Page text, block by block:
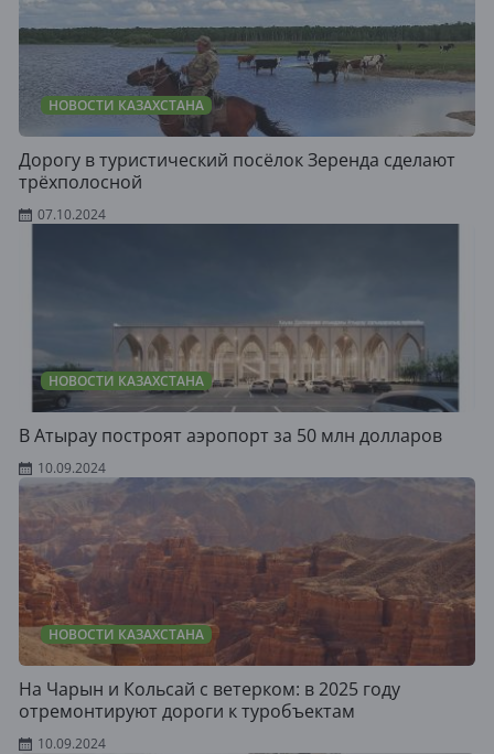
НОВОСТИ КАЗАХСТАНА
Дорогу в туристический посёлок Зеренда сделают
трёхполосной
07.10.2024
НОВОСТИ КАЗАХСТАНА
В Атырау построят аэропорт за 50 млн долларов
10.09.2024
НОВОСТИ КАЗАХСТАНА
На Чарын и Кольсай с ветерком: в 2025 году
отремонтируют дороги к туробъектам
10.09.2024